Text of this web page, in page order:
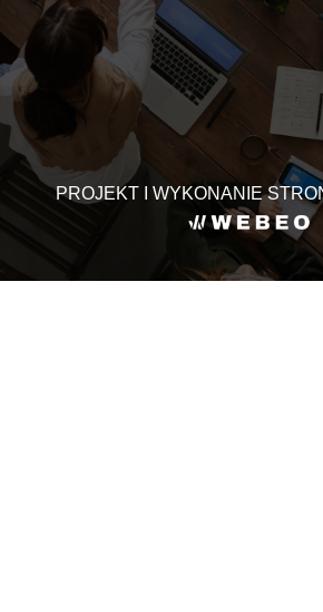
PROJEKT I WYKONANIE